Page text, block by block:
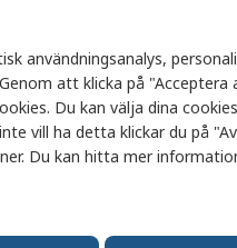
3
4 015,76 kr
(exkl.
Antal
användningsanalys,
att klicka på "Acceptera
Du kan välja dina
vill ha detta klickar du på
Du kan hitta mer